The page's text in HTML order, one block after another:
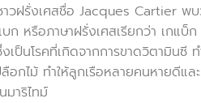
วฝรั่งเศสชื่อ Jacques Cartier พบ
หรือภาษาฝรั่งเศสเรียกว่า เกแบ็
เป็นโรคที่เกิดจากการขาดวิตามิน
อกไม้ ทำให้ลูกเรือหลายคนหายดี
าริไทม์